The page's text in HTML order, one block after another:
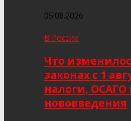
05.08.2026
В России
Что
законах с 1
налоги, ОСАГО
нововведения